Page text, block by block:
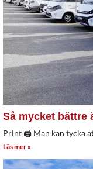
Så mycket bättre
Print 🖨 Man kan tycka
Läs mer »